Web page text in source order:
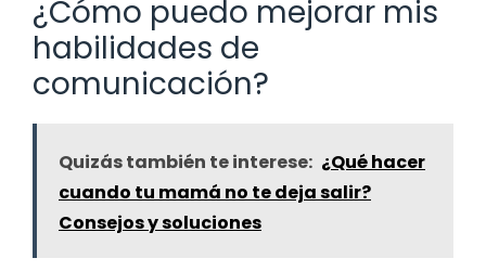
¿Cómo puedo mejorar mis
habilidades de
comunicación?
Quizás también te interese: ¿Qué hacer
cuando tu mamá no te deja salir?
Consejos y soluciones